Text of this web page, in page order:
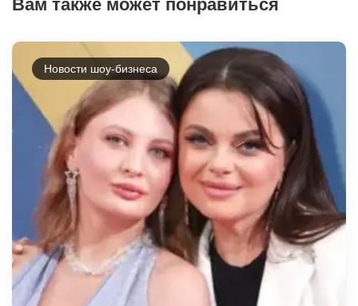
Вам также может понравиться
Новости шоу-бизнеса